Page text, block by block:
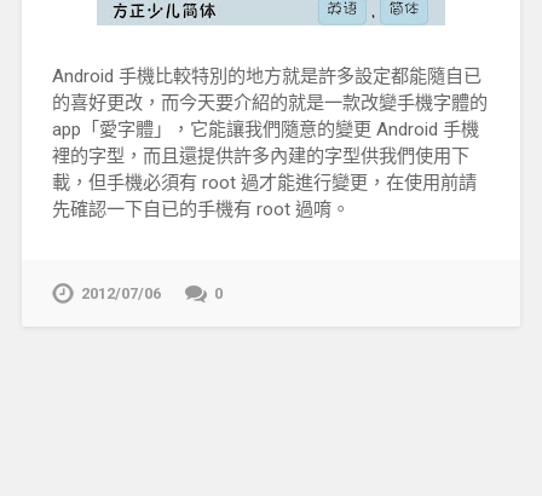
Android 手機比較特別的地方就是許多設定都能隨自已
的喜好更改，而今天要介紹的就是一款改變手機字體的
app「愛字體」，它能讓我們隨意的變更 Android 手機
裡的字型，而且還提供許多內建的字型供我們使用下
載，但手機必須有 root 過才能進行變更，在使用前請
先確認一下自已的手機有 root 過唷。
2012/07/06 0